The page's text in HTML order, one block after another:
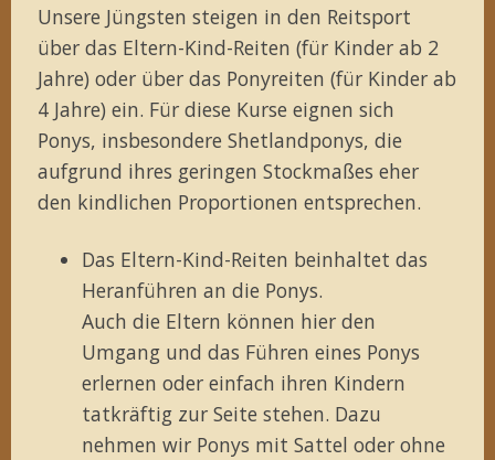
Unsere Jüngsten steigen in den Reitsport
über das Eltern-Kind-Reiten (für Kinder ab 2
Jahre) oder über das Ponyreiten (für Kinder ab
4 Jahre) ein. Für diese Kurse eignen sich
Ponys, insbesondere Shetlandponys, die
aufgrund ihres geringen Stockmaßes eher
den kindlichen Proportionen entsprechen.
Das Eltern-Kind-Reiten beinhaltet das
Heranführen an die Ponys.
Auch die Eltern können hier den
Umgang und das Führen eines Ponys
erlernen oder einfach ihren Kindern
tatkräftig zur Seite stehen. Dazu
nehmen wir Ponys mit Sattel oder ohne